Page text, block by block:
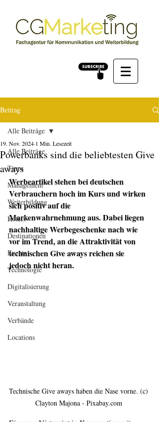
Beitrag
Alle Beiträge
Tipps
Management
Weiterbildung
Hotels
Destinationen
Events
Technologie
Digitalisierung
Veranstaltung
Verbände
Locations
Alle Beiträge
Powerbanks sind die beliebtesten Give
aways
19. Nov. 2024 1 Min. Lesezeit
Werbeartikel stehen bei deutschen
Verbrauchern hoch im Kurs und wirken
sich positiv auf die
Markenwahrnehmung aus. Dabei liegen
nachhaltige Werbegeschenke nach wie
vor im Trend, an die Attraktivität von
technischen Give aways reichen sie
jedoch nicht heran.
Technische Give aways haben die Nase vorne. (c)
Clayton Majona - Pixabay.com